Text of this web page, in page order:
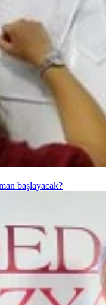
başlayacak?